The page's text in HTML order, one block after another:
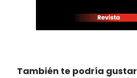
También te podría gustar